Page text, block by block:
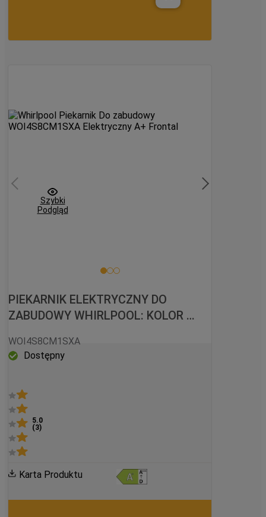
Szybki
Podgląd
PIEKARNIK ELEKTRYCZNY DO
ZABUDOWY WHIRLPOOL: KOLOR
WOI4S8CM1SXA
Dostępny
5.0
(3)
Karta Produktu